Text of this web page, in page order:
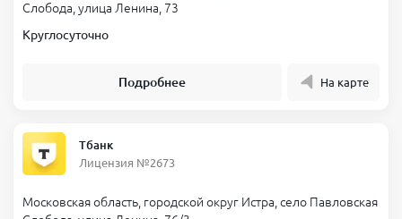
Слобода, улица Ленина, 73
Круглосуточно
Подробнее На карте
Тбанк
Лицензия №2673
Московская область, городской округ Истра, село Павловская